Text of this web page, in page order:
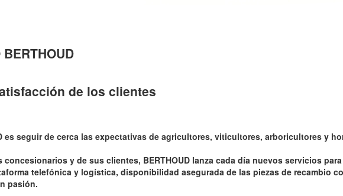
de los clientes
es seguir de cerca las expectativas de agricultores, viticultores, arboricultores y
concesionarios y de sus clientes, BERTHOUD lanza cada día nuevos servicios
telefónica y logística, disponibilidad asegurada de las piezas de recambio
pasión.